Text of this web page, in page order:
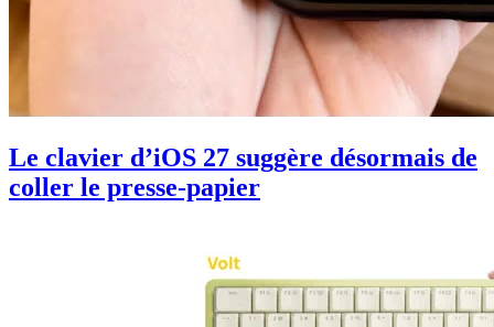
Le clavier d’iOS 27 suggère désormais de
coller le presse-papier